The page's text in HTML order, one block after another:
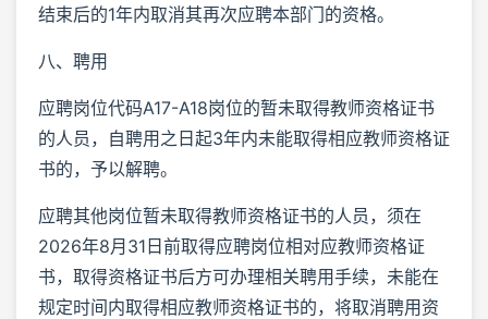
结束后的1年内取消其再次应聘本部门的资格。
八、聘用
应聘岗位代码A17-A18岗位的暂未取得教师资格证书
的人员，自聘用之日起3年内未能取得相应教师资格证
书的，予以解聘。
应聘其他岗位暂未取得教师资格证书的人员，须在
2026年8月31日前取得应聘岗位相对应教师资格证
书，取得资格证书后方可办理相关聘用手续，未能在
规定时间内取得相应教师资格证书的，将取消聘用资